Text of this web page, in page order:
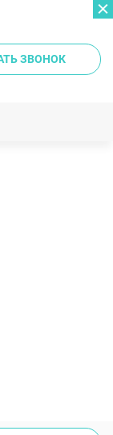
ЗВОНОК